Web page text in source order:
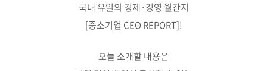
국내 유일의 경제·경영 월간지
[중소기업 CEO REPORT]!
오늘 소개할 내용은